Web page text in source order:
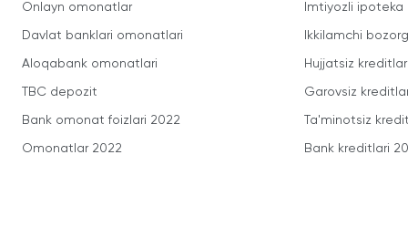
Onlayn omonatlar
Davlat banklari omonatlari
Aloqabank omonatlari
TBC depozit
Bank omonat foizlari 2022
Omonatlar 2022
Imtiyozli ipoteka
Ikkilamchi
Hujjatsiz kreditlar
Garovsiz
Ta'minotsiz
Bank kreditlari